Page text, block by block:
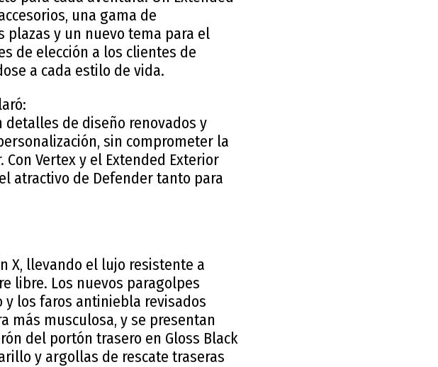
una gama de
plazas y un nuevo tema para el
de elección a los clientes de
a cada estilo de vida.
de diseño renovados y
sin comprometer la
Vertex y el Extended Exterior
atractivo de Defender tanto para
X, llevando el lujo resistente a
libre. Los nuevos paragolpes
los faros antiniebla revisados
más musculosa, y se presentan
del portón trasero en Gloss Black
y argollas de rescate traseras